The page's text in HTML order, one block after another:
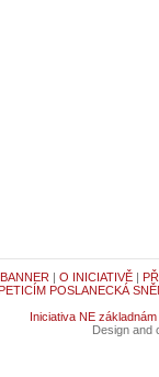
| O INICIATIVĚ|
POSLANECKÁ
Iniciativa NE základnám
Design and